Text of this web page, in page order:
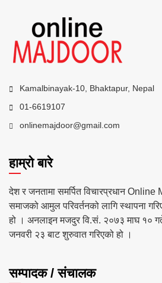
Kamalbinayak-10, Bhaktapur, Nepal
01-6619107
onlinemajdoor@gmail.com
हाम्रो बारे
देश र जनतामा समर्पित विचारप्रधान
समाजको आमुल परिवर्तनको लागि स्थापना
हो । अनलाइन मजदुर वि.सं. २०७३ माघ १०
जनवरी २३ बाट शुरुवात गरिएको हो ।
सम्पादक / संचालक